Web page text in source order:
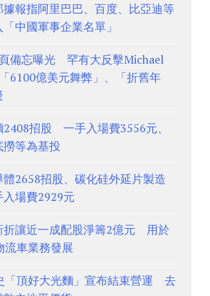
據報指阿里巴巴、百度、比亞迪等
中國軍事企業名單」
備忘曝光 罕有大反擊Michael
6100億美元舞弊」、「折舊年
2408招股 一手入場費3556元、
撈等為基投
體2658招股、碳化硅外延片製造
場費2929元
折讓近一成配股淨籌2億元 用於
流車業務發展
「頂好大光麵」宣布結束營運 去